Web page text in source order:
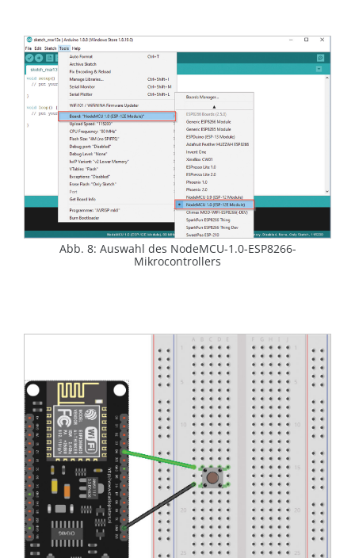
Abb. 8: Auswahl des NodeMCU-1.0-ESP8266-
Mikrocontrollers